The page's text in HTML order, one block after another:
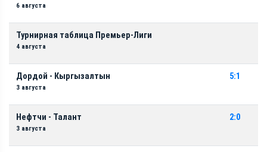
6 августа
Турнирная таблица Премьер-Лиги
4 августа
Дордой - Кыргызалтын
3 августа
5:1
Нефтчи - Талант
3 августа
2:0